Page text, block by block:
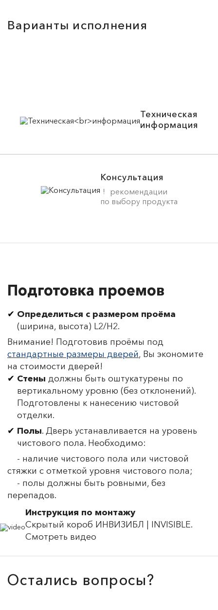
Варианты исполнения
Техническая
информация
Консультация
рекомендации
по выбору продукта
Подготовка проемов
Определиться с размером проёма
(ширина, высота) L2/H2.
Внимание! Подготовив проёмы под
стандартные размеры дверей, Вы экономите
на стоимости дверей!
Стены должны быть оштукатурены по
вертикальному уровню (без отклонений).
Подготовлены к нанесению чистовой
отделки.
Полы. Дверь устанавливается на уровень
чистового пола. Необходимо:
- наличие чистового пола или чистовой
стяжки с отметкой уровня чистового пола;
- полы должны быть ровными, без
перепадов.
Инструкция по монтажу
Скрытый короб ИНВИЗИБЛ | INVISIBLE.
Смотреть видео
Остались вопросы?